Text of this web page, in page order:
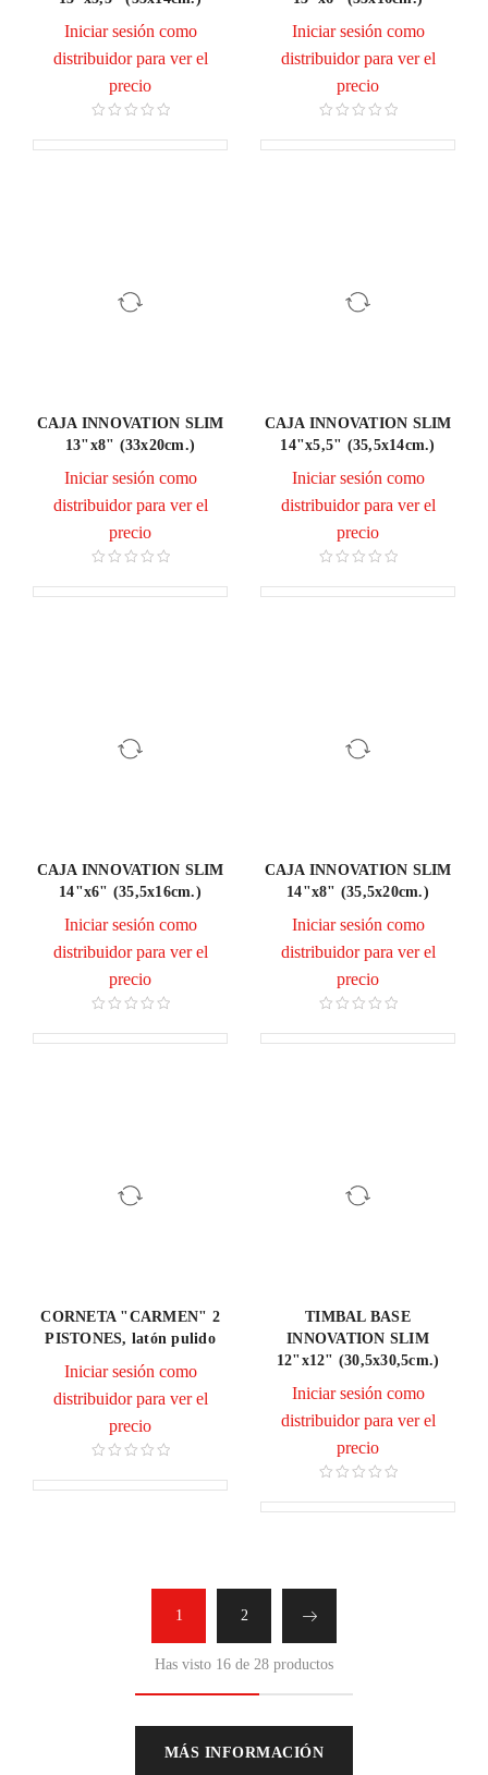
Iniciar sesión como
distribuidor para ver el
precio
Iniciar sesión como
distribuidor para ver el
precio
CAJA INNOVATION SLIM
13"x8" (33x20cm.)
Iniciar sesión como
distribuidor para ver el
precio
CAJA INNOVATION SLIM
14"x5,5" (35,5x14cm.)
Iniciar sesión como
distribuidor para ver el
precio
CAJA INNOVATION SLIM
14"x6" (35,5x16cm.)
Iniciar sesión como
distribuidor para ver el
precio
CAJA INNOVATION SLIM
14"x8" (35,5x20cm.)
Iniciar sesión como
distribuidor para ver el
precio
CORNETA "CARMEN" 2
PISTONES, latón pulido
Iniciar sesión como
distribuidor para ver el
precio
TIMBAL BASE
INNOVATION SLIM
12"x12" (30,5x30,5cm.)
Iniciar sesión como
distribuidor para ver el
precio
1 2
Has visto 16 de 28 productos
MÁS INFORMACIÓN